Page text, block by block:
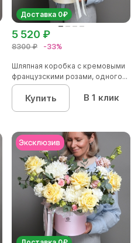
Доставка 0₽
8300 ₽ -33%
5 520 ₽
Шляпная коробка с кремовыми
французскими розами, одного...
Купить В 1 клик